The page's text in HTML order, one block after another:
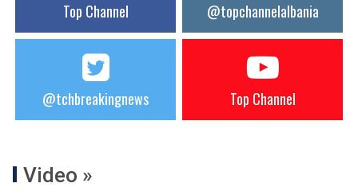
Top Channel @topchannelalbania
@tchbreakingnews Top Channel
Video »